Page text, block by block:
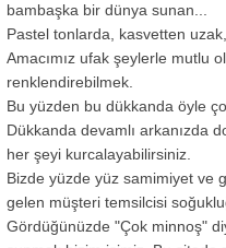
bambaşka bir dünya sunan...
Pastel tonlarda, kasvetten uzak,
Amacımız ufak şeylerle mutlu
renklendirebilmek.
Bu yüzden bu dükkanda öyle
Dükkanda devamlı arkanızda
her şeyi kurcalayabilirsiniz.
Bizde yüzde yüz samimiyet ve
gelen müşteri temsilcisi
Gördüğünüzde "Çok minnoş"